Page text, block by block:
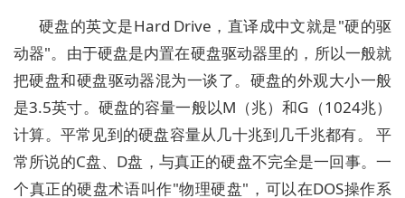
硬盘的英文是Hard Drive，直译成中文就是"硬的驱
动器"。由于硬盘是内置在硬盘驱动器里的，所以一般就
把硬盘和硬盘驱动器混为一谈了。硬盘的外观大小一般
是3.5英寸。硬盘的容量一般以M（兆）和G（1024兆）
计算。平常见到的硬盘容量从几十兆到几千兆都有。 平
常所说的C盘、D盘，与真正的硬盘不完全是一回事。一
个真正的硬盘术语叫作"物理硬盘"，可以在DOS操作系